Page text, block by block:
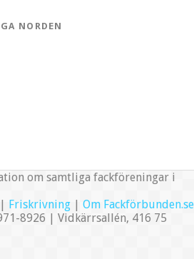
NORDEN
om samtliga fackföreningar i
| Friskrivning | Om Fackförbunden.se
8926 | Vidkärrsallén, 416 75